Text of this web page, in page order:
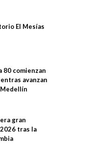
El Mesías
80 comienzan
avanzan
gran
tras la